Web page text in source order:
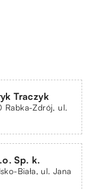
Traczyk
Rabka-Zdrój, ul.
Sp. k.
Biała, ul. Jana